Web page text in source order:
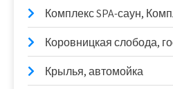
Комплекс SPA-саун,
Коровницкая слобода,
Крылья, автомойка